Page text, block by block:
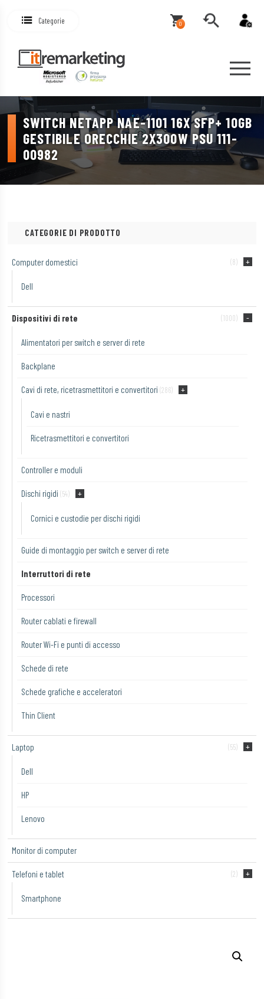
Categorie 0
SWITCH NETAPP NAE-1101 16X SFP+ 10GB
GESTIBILE ORECCHIE 2X300W PSU 111-
00982
CATEGORIE DI PRODOTTO
Computer domestici (8)
Dell
Dispositivi di rete (1000)
Alimentatori per switch e server di rete
Backplane
Cavi di rete, ricetrasmettitori e convertitori (286)
Cavi e nastri
Ricetrasmettitori e convertitori
Controller e moduli
Dischi rigidi (54)
Cornici e custodie per dischi rigidi
Guide di montaggio per switch e server di rete
Interruttori di rete
Processori
Router cablati e firewall
Router Wi-Fi e punti di accesso
Schede di rete
Schede grafiche e acceleratori
Thin Client
Laptop (55)
Dell
HP
Lenovo
Monitor di computer
Telefoni e tablet (2)
Smartphone